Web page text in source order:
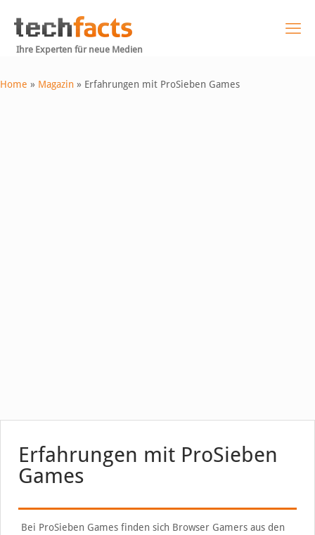
Ihre Experten für neue Medien
Home » Magazin » Erfahrungen mit ProSieben Games
Erfahrungen mit ProSieben
Games
Bei ProSieben Games finden sich Browser Gamers aus den